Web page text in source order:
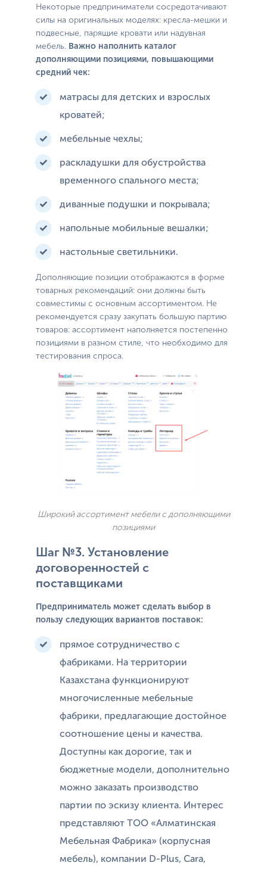
Некоторые предприниматели сосредотачивают
силы на оригинальных моделях: кресла-мешки и
подвесные, парящие кровати или надувная
мебель. Важно наполнить каталог
дополняющими позициями, повышающими
средний чек:
матрасы для детских и взрослых
кроватей;
мебельные чехлы;
раскладушки для обустройства
временного спального места;
диванные подушки и покрывала;
напольные мобильные вешалки;
настольные светильники.
Дополняющие позиции отображаются в форме
товарных рекомендаций: они должны быть
совместимы с основным ассортиментом. Не
рекомендуется сразу закупать большую партию
товаров: ассортимент наполняется постепенно
позициями в разном стиле, что необходимо для
тестирования спроса.
Широкий ассортимент мебели с дополняющими
позициями
Шаг №3. Установление
договоренностей с
поставщиками
Предприниматель может сделать выбор в
пользу следующих вариантов поставок:
прямое сотрудничество с
фабриками. На территории
Казахстана функционируют
многочисленные мебельные
фабрики, предлагающие достойное
соотношение цены и качества.
Доступны как дорогие, так и
бюджетные модели, дополнительно
можно заказать производство
партии по эскизу клиента. Интерес
представляют ТОО «Алматинская
Мебельная Фабрика» (корпусная
мебель), компании D-Plus, Cara,